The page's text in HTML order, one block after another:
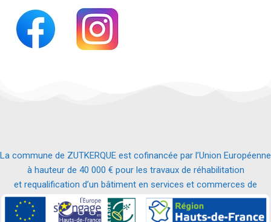
La commune de ZUTKERQUE est cofinancée par l’Union Européenne
à hauteur de 40 000 € pour les travaux de réhabilitation
et requalification d’un bâtiment en services et commerces de
proximité.